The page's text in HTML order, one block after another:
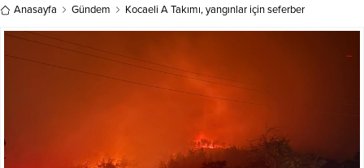
Anasayfa Gündem Kocaeli A Takımı, yangınlar için seferber